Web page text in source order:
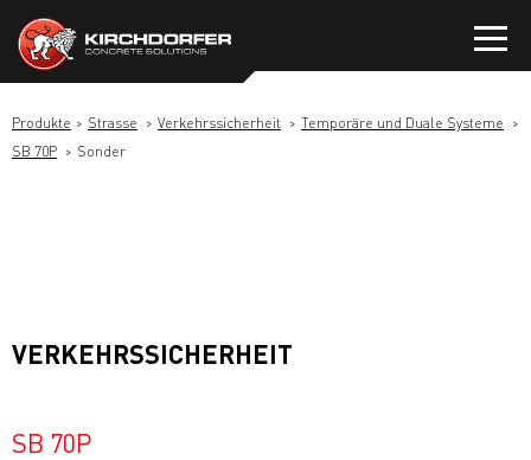
Inhalt
springen
Produkte Strasse Verkehrssicherheit
Temporäre und Duale Systeme
SB 70P
Sonder
VERKEHRSSICHERHEIT
SB 70P